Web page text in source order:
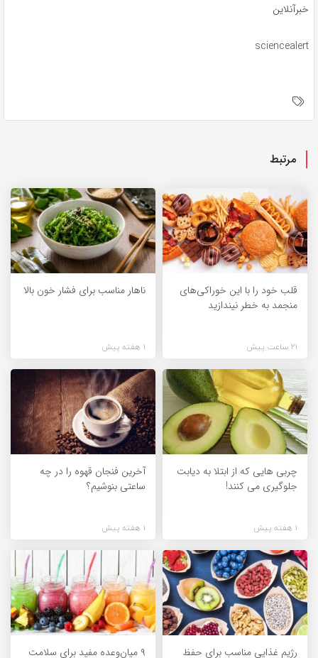
خبرآنلاین
sciencealert
مرتبط
قلب خود را با این خوراکی‌های
منجمد به خطر نیندازید
21 ساعت پیش
ناهار مناسب برای فشار خون بالا
1 هفته پیش
چربی هایی که از ابتلا به دیابت
جلوگیری می کنند!
1 هفته پیش
آخرین فنجان قهوه را در چه
ساعتی بنوشیم؟
1 هفته پیش
رژیم غذایی مناسب برای حفظ ۹ میان‌وعده مفید برای سلامت